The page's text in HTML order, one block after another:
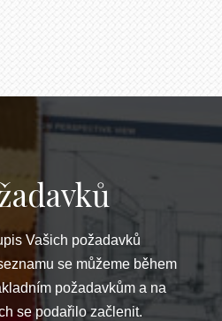
Vašich požadavků
se můžeme během
požadavkům a na
se podařilo začlenit.